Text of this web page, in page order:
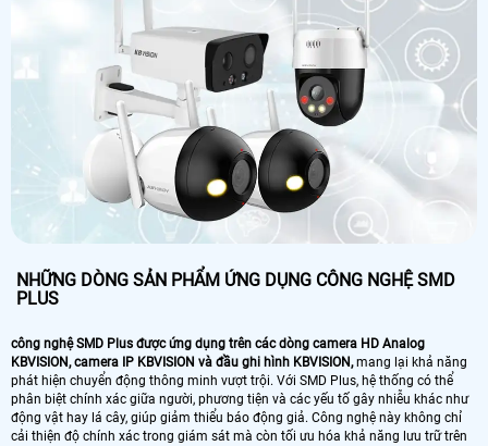
NHỮNG DÒNG SẢN PHẨM ỨNG DỤNG CÔNG NGHỆ SMD
PLUS
công nghệ SMD Plus được ứng dụng trên các dòng camera HD Analog
KBVISION, camera IP KBVISION và đầu ghi hình KBVISION,mang lại khả năng
phát hiện chuyển động thông minh vượt trội. Với SMD Plus, hệ thống có thể
phân biệt chính xác giữa người, phương tiện và các yếu tố gây nhiễu khác như
động vật hay lá cây, giúp giảm thiểu báo động giả. Công nghệ này không chỉ
cải thiện độ chính xác trong giám sát mà còn tối ưu hóa khả năng lưu trữ trên